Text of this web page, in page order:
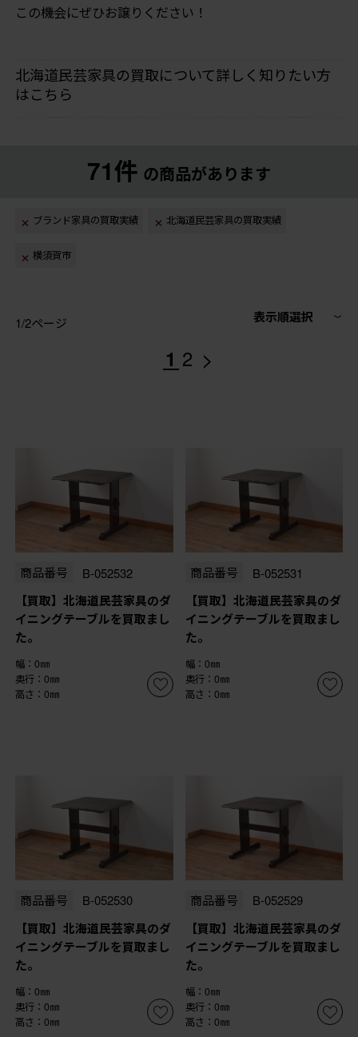
この機会にぜひお譲りください！
北海道民芸家具の買取について詳しく知りたい方
はこちら
71件 の商品があります
ブランド家具の買取実績 北海道民芸家具の買取実績
横須賀市
1/2ページ 表示順選択
1 2 >
商品番号 B-052532
【買取】北海道民芸家具のダ
イニングテーブルを買取まし
た。
幅：0㎜
奥行：0㎜
高さ：0㎜
商品番号 B-052531
【買取】北海道民芸家具のダ
イニングテーブルを買取まし
た。
幅：0㎜
奥行：0㎜
高さ：0㎜
商品番号 B-052530
【買取】北海道民芸家具のダ
イニングテーブルを買取まし
た。
幅：0㎜
奥行：0㎜
高さ：0㎜
商品番号 B-052529
【買取】北海道民芸家具のダ
イニングテーブルを買取まし
た。
幅：0㎜
奥行：0㎜
高さ：0㎜